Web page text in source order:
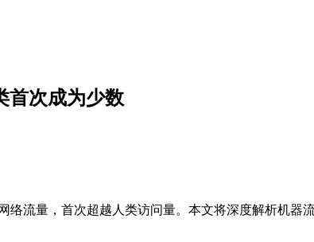
首次成为少数
络流量，首次超越人类访问量。本文将深度解析机器